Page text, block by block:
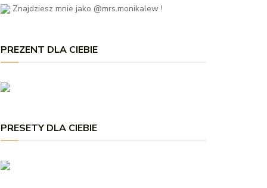
Znajdziesz mnie jako @mrs.monikalew !
PREZENT DLA CIEBIE
PRESETY DLA CIEBIE